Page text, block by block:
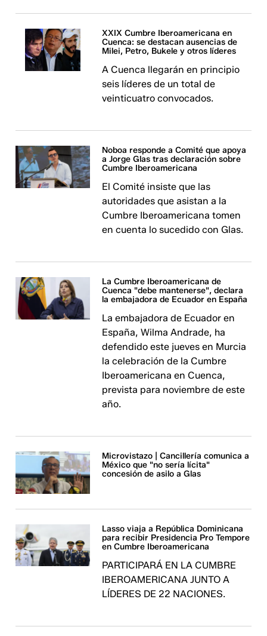
XXIX Cumbre Iberoamericana en
Cuenca: se destacan ausencias de
Milei, Petro, Bukele y otros líderes
A Cuenca llegarán en principio
seis líderes de un total de
veinticuatro convocados.
Noboa responde a Comité que apoya
a Jorge Glas tras declaración sobre
Cumbre Iberoamericana
El Comité insiste que las
autoridades que asistan a la
Cumbre Iberoamericana tomen
en cuenta lo sucedido con Glas.
La Cumbre Iberoamericana de
Cuenca "debe mantenerse", declara
la embajadora de Ecuador en España
La embajadora de Ecuador en
España, Wilma Andrade, ha
defendido este jueves en Murcia
la celebración de la Cumbre
Iberoamericana en Cuenca,
prevista para noviembre de este
año.
Microvistazo | Cancillería comunica a
México que "no sería lícita"
concesión de asilo a Glas
Lasso viaja a República Dominicana
para recibir Presidencia Pro Tempore
en Cumbre Iberoamericana
PARTICIPARÁ EN LA CUMBRE
IBEROAMERICANA JUNTO A
LÍDERES DE 22 NACIONES.